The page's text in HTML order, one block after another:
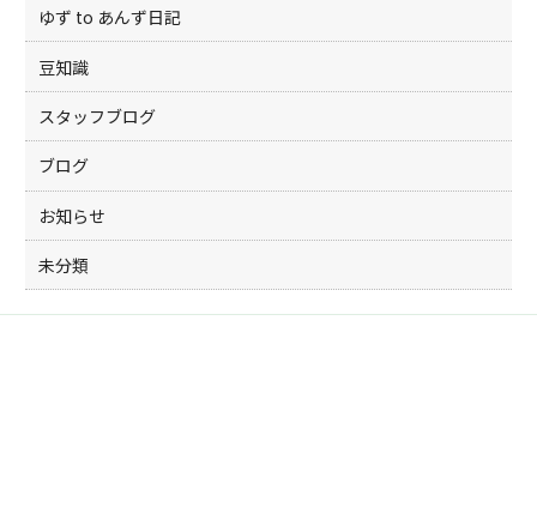
ゆず to あんず日記
豆知識
スタッフブログ
ブログ
お知らせ
未分類